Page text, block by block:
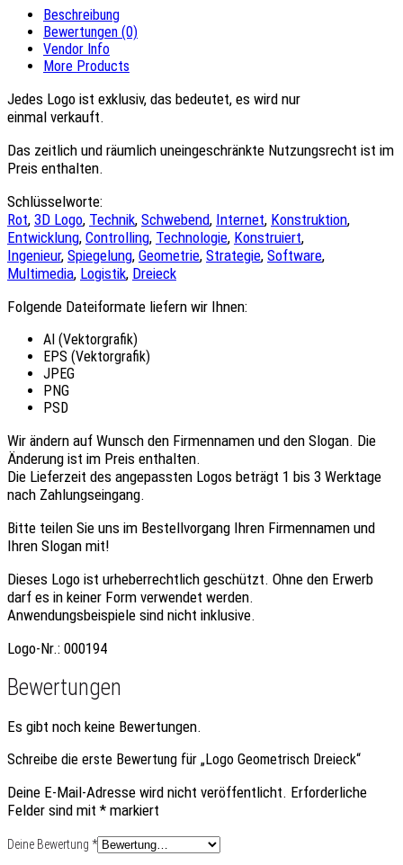
Beschreibung
Bewertungen (0)
Vendor Info
More Products
Jedes Logo ist exklusiv, das bedeutet, es wird nur
einmal verkauft.
Das zeitlich und räumlich uneingeschränkte Nutzungsrecht ist im
Preis enthalten.
Schlüsselworte:
Rot, 3D Logo, Technik, Schwebend, Internet, Konstruktion,
Entwicklung, Controlling, Technologie, Konstruiert,
Ingenieur, Spiegelung, Geometrie, Strategie, Software,
Multimedia, Logistik, Dreieck
Folgende Dateiformate liefern wir Ihnen:
AI (Vektorgrafik)
EPS (Vektorgrafik)
JPEG
PNG
PSD
Wir ändern auf Wunsch den Firmennamen und den Slogan. Die
Änderung ist im Preis enthalten.
Die Lieferzeit des angepassten Logos beträgt 1 bis 3 Werktage
nach Zahlungseingang.
Bitte teilen Sie uns im Bestellvorgang Ihren Firmennamen und
Ihren Slogan mit!
Dieses Logo ist urheberrechtlich geschützt. Ohne den Erwerb
darf es in keiner Form verwendet werden.
Anwendungsbeispiele sind nicht inklusive.
Logo-Nr.: 000194
Bewertungen
Es gibt noch keine Bewertungen.
Schreibe die erste Bewertung für „Logo Geometrisch Dreieck“
Deine E-Mail-Adresse wird nicht veröffentlicht. Erforderliche
Felder sind mit * markiert
Deine Bewertung *